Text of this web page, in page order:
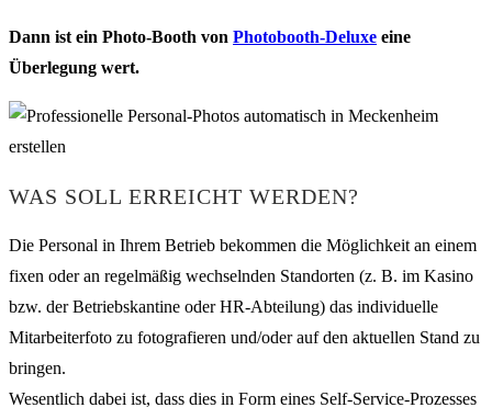
Dann ist ein Photo-Booth von Photobooth-Deluxe eine
Überlegung wert.
WAS SOLL ERREICHT WERDEN?
Die Personal in Ihrem Betrieb bekommen die Möglichkeit an einem
fixen oder an regelmäßig wechselnden Standorten (z. B. im Kasino
bzw. der Betriebskantine oder HR-Abteilung) das individuelle
Mitarbeiterfoto zu fotografieren und/oder auf den aktuellen Stand zu
bringen.
Wesentlich dabei ist, dass dies in Form eines Self-Service-Prozesses